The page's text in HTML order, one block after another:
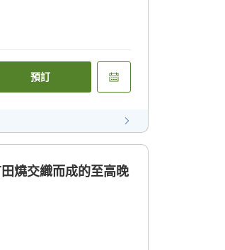
預訂
燒交織而成的至高晚